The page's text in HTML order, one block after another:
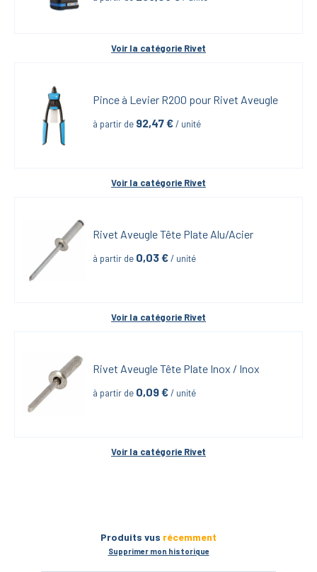
Voir la catégorie Rivet
Pince à Levier R200 pour Rivet Aveugle
à partir de 92,47 € / unité
Voir la catégorie Rivet
Rivet Aveugle Tête Plate Alu/Acier
à partir de 0,03 € / unité
Voir la catégorie Rivet
Rivet Aveugle Tête Plate Inox / Inox
à partir de 0,09 € / unité
Voir la catégorie Rivet
Produits vus récemment
Supprimer mon historique